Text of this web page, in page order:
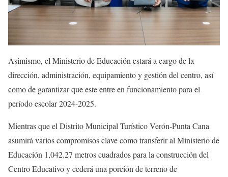
Asimismo, el Ministerio de Educación estará a cargo de la
dirección, administración, equipamiento y gestión del centro, así
como de garantizar que este entre en funcionamiento para el
período escolar 2024-2025.
Mientras que el Distrito Municipal Turístico Verón-Punta Cana
asumirá varios compromisos clave como transferir al Ministerio de
Educación 1,042.27 metros cuadrados para la construcción del
Centro Educativo y cederá una porción de terreno de